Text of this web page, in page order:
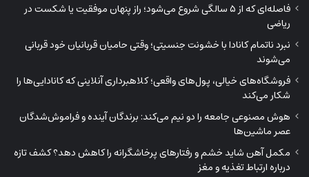
فاصله‌ای که از ۵ سالگی شروع می‌شود؛ راز پنهان موفقیت یا شکست در
ریاضی
نبرد ناتمام کانادا با خشونت جنسیتی؛ وقتی حامیان قربانیان خود قربانی
می‌شوند
فروشگاه‌های خیالی، پول‌های واقعی؛ کلاهبرداری آنلاینی که کانادایی‌ها را
شکار می‌کند
هوش مصنوعی جامعه را دو نیم می‌کند: برندگان آینده و فراموش‌شدگان
عصر ماشین‌ها
مکمل آهن شاید خشم و رفتارهای پرخاشگرانه را کاهش دهد؟ کشف تازه
درباره ارتباط تغذیه و مغز